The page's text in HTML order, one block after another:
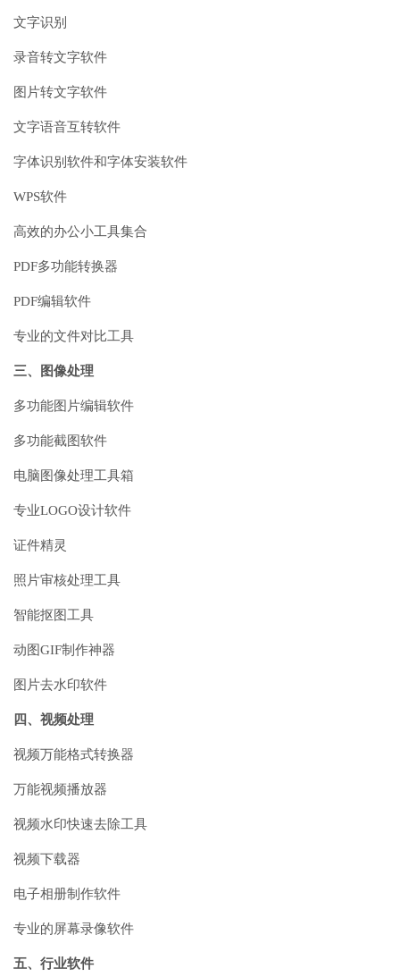
文字识别
录音转文字软件
图片转文字软件
文字语音互转软件
字体识别软件和字体安装软件
WPS软件
高效的办公小工具集合
PDF多功能转换器
PDF编辑软件
专业的文件对比工具
三、图像处理
多功能图片编辑软件
多功能截图软件
电脑图像处理工具箱
专业LOGO设计软件
证件精灵
照片审核处理工具
智能抠图工具
动图GIF制作神器
图片去水印软件
四、视频处理
视频万能格式转换器
万能视频播放器
视频水印快速去除工具
视频下载器
电子相册制作软件
专业的屏幕录像软件
五、行业软件